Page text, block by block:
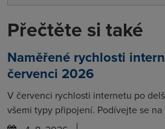
Přečtěte si také
Naměřené rychlosti
červenci 2026
V červenci rychlosti internetu po
všemi typy připojení. Podívejte se na